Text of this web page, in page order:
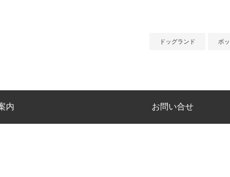
ドッグランド ボ
内 お問い合せ